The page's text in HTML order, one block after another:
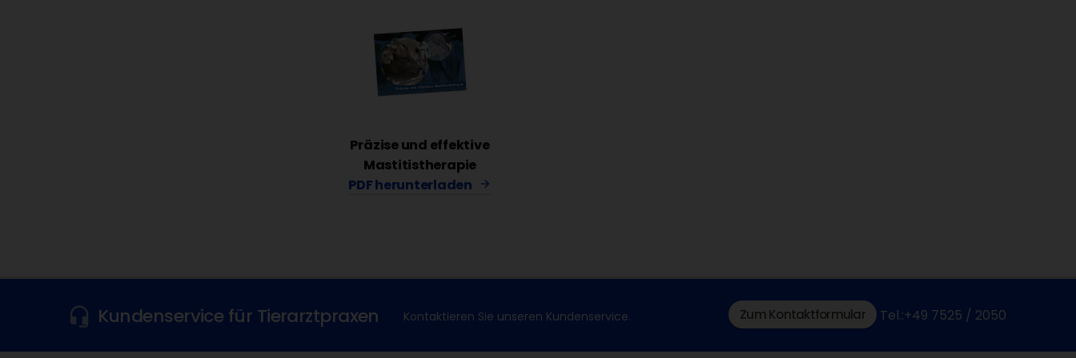
Präzise und effektive
Mastitistherapie
PDF herunterladen
Kundenservice für Tierarztpraxen Kontaktieren Sie unseren Kundenservice. Zum Kontaktformular Tel.:+49 7525 / 2050